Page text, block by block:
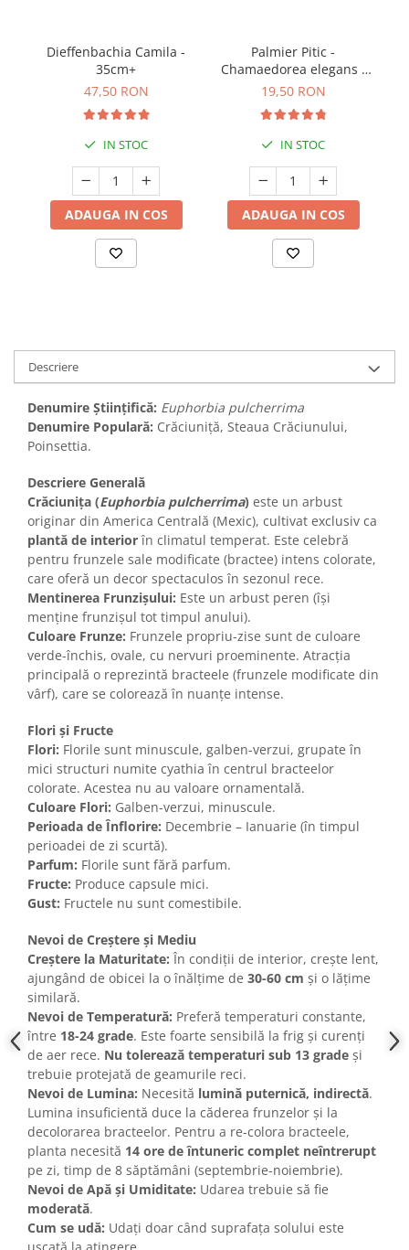
Dieffenbachia Camila -
35cm+
47,50 RON
IN STOC
ADAUGA IN COS
Palmier Pitic -
Chamaedorea elegans -
30cm
19,50 RON
IN STOC
ADAUGA IN COS
Descriere
Denumire Științifică: Euphorbia pulcherrima
Denumire Populară: Crăciuniță, Steaua Crăciunului,
Poinsettia.
Descriere Generală
Crăciunița (Euphorbia pulcherrima) este un arbust
originar din America Centrală (Mexic), cultivat exclusiv ca
plantă de interiorîn climatul temperat. Este celebră
pentru frunzele sale modificate (bractee) intens colorate,
care oferă un decor spectaculos în sezonul rece.
Mentinerea Frunzișului: Este un arbust peren (își
menține frunzișul tot timpul anului).
Culoare Frunze: Frunzele propriu-zise sunt de culoare
verde-închis, ovale, cu nervuri proeminente. Atracția
principală o reprezintă bracteele (frunzele modificate din
vârf), care se colorează în nuanțe intense.
Flori și Fructe
Flori: Florile sunt minuscule, galben-verzui, grupate în
mici structuri numite cyathia în centrul bracteelor
colorate. Acestea nu au valoare ornamentală.
Culoare Flori: Galben-verzui, minuscule.
Perioada de Înflorire: Decembrie – Ianuarie (în timpul
perioadei de zi scurtă).
Parfum: Florile sunt fără parfum.
Fructe: Produce capsule mici.
Gust: Fructele nu sunt comestibile.
Nevoi de Creștere și Mediu
Creștere la Maturitate: În condiții de interior, crește lent,
ajungând de obicei la o înălțime de 30-60 cm și o lățime
similară.
Nevoi de Temperatură: Preferă temperaturi constante,
între 18-24 grade. Este foarte sensibilă la frig și curenți
de aer rece. Nu tolerează temperaturi sub 13 grade și
trebuie protejată de geamurile reci.
Nevoi de Lumina: Necesită lumină puternică, indirectă.
Lumina insuficientă duce la căderea frunzelor și la
decolorarea bracteelor. Pentru a re-colora bracteele,
planta necesită 14 ore de întuneric complet neîntrerupt
pe zi, timp de 8 săptămâni (septembrie-noiembrie).
Nevoi de Apă și Umiditate: Udarea trebuie să fie
moderată.
Cum se udă: Udați doar când suprafața solului este